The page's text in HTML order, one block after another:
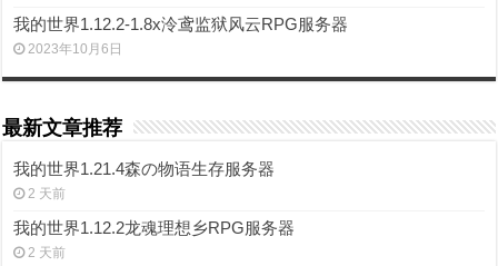
我的世界1.12.2-1.8x泠鸢监狱风云RPG服务器
2023年10月6日
最新文章推荐
我的世界1.21.4森の物语生存服务器
2 天前
我的世界1.12.2龙魂理想乡RPG服务器
2 天前